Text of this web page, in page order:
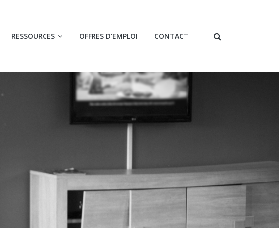
RESSOURCES OFFRES D’EMPLOI CONTACT